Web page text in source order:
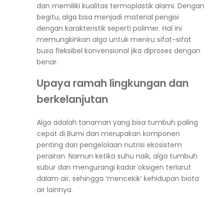
dan memiliki kualitas termoplastik alami. Dengan
begitu, alga bisa menjadi material pengisi
dengan karakteristik seperti polimer. Hal ini
memungkinkan alga untuk meniru sifat-sifat
busa fleksibel konvensional jika diproses dengan
benar.
Upaya ramah lingkungan dan
berkelanjutan
Alga adalah tanaman yang bisa tumbuh paling
cepat di Bumi dan merupakan komponen
penting dari pengelolaan nutrisi ekosistem
perairan. Namun ketika suhu naik, alga tumbuh
subur dan mengurangi kadar oksigen terlarut
dalam air, sehingga ‘mencekik’ kehidupan biota
air lainnya.